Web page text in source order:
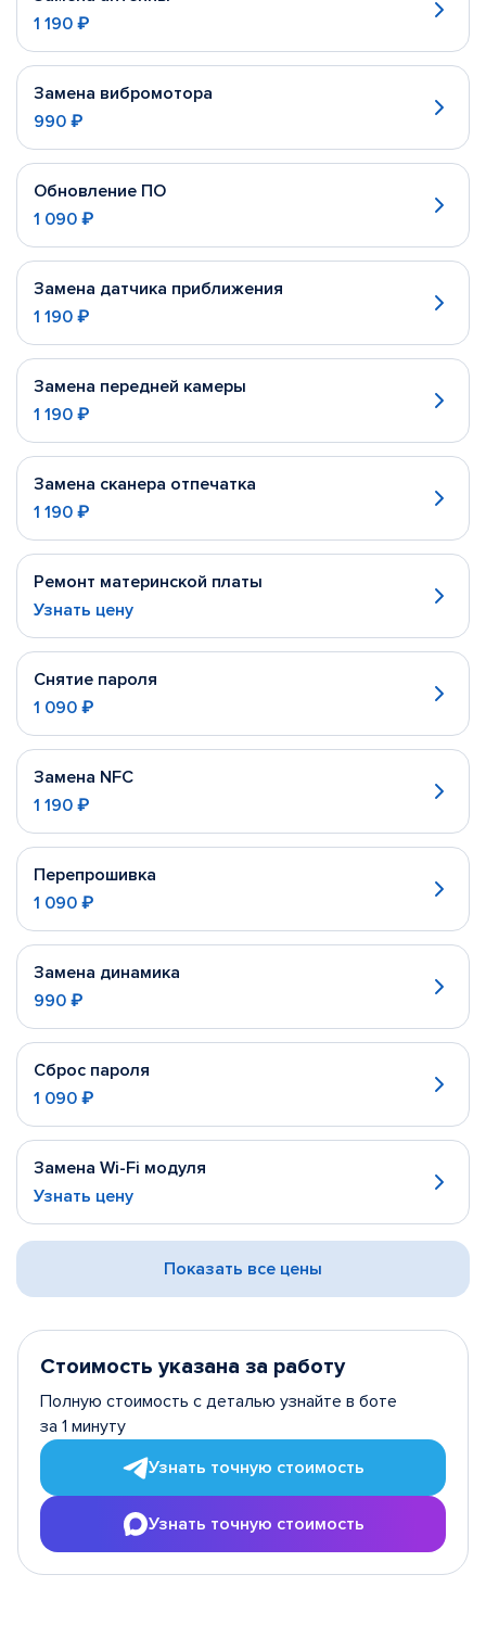
1 190 ₽
Замена вибромотора
990 ₽
Обновление ПО
1 090 ₽
Замена датчика приближения
1 190 ₽
Замена передней камеры
1 190 ₽
Замена сканера отпечатка
1 190 ₽
Ремонт материнской платы
Узнать цену
Снятие пароля
1 090 ₽
Замена NFC
1 190 ₽
Перепрошивка
1 090 ₽
Замена динамика
990 ₽
Сброс пароля
1 090 ₽
Замена Wi-Fi модуля
Узнать цену
Показать все цены
Стоимость указана за работу
Полную стоимость с деталью узнайте в боте
за 1 минуту
Узнать точную стоимость
Узнать точную стоимость